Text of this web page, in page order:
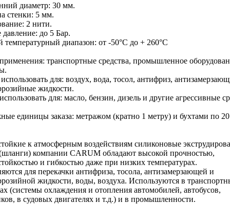
диаметр: 30 мм.
стенки: 5 мм.
2 нити.
давление: до 5 Бар.
температурный диапазон: от -50°С до + 260°С
транспортные средства, промышленное
для: воздух, вода, тосол, антифриз,
жидкости.
для: масло, бензин, дизель и другие агрессивные
единицы заказа: метражом (кратно 1 метру) и бухтами по 20
к атмосферным воздействиям силиконовые
компании CARUM обладают высокой прочностью,
и гибкостью даже при низких температурах.
для перекачки антифриза, тосола, антизамерзающей и
жидкости, воды, воздуха. Используются в
(системы охлаждения и отопления автомобилей, автобусов,
в судовых двигателях и т.д.) и в промышленности.